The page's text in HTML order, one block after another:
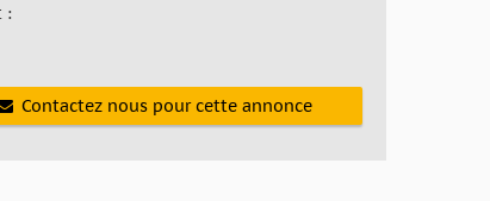
:
Contactez nous pour cette annonce